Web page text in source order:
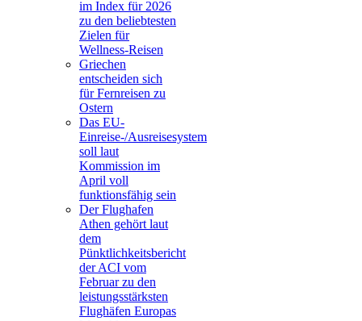
im Index für 2026
zu den beliebtesten
Zielen für
Wellness-Reisen
Griechen
entscheiden sich
für Fernreisen zu
Ostern
Das EU-
Einreise-/Ausreisesystem
soll laut
Kommission im
April voll
funktionsfähig sein
Der Flughafen
Athen gehört laut
dem
Pünktlichkeitsbericht
der ACI vom
Februar zu den
leistungsstärksten
Flughäfen Europas